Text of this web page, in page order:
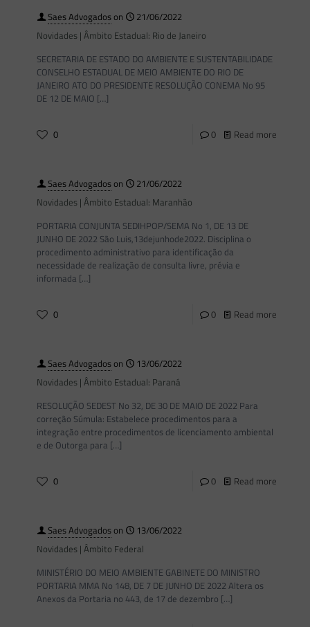
Saes Advogadoson
21/06/2022
Novidades | Âmbito Estadual: Rio de Janeiro
SECRETARIA DE ESTADO DO AMBIENTE E SUSTENTABILIDADE
CONSELHO ESTADUAL DE MEIO AMBIENTE DO RIO DE
JANEIRO ATO DO PRESIDENTE RESOLUÇÃO CONEMA No 95
DE 12 DE MAIO […]
0 0 Read more
Saes Advogadoson
21/06/2022
Novidades | Âmbito Estadual: Maranhão
PORTARIA CONJUNTA SEDIHPOP/SEMA No 1, DE 13 DE
JUNHO DE 2022 São Luis,13dejunhode2022. Disciplina o
procedimento administrativo para identificação da
necessidade de realização de consulta livre, prévia e
informada […]
0 0 Read more
Saes Advogadoson
13/06/2022
Novidades | Âmbito Estadual: Paraná
RESOLUÇÃO SEDEST No 32, DE 30 DE MAIO DE 2022 Para
correção Súmula: Estabelece procedimentos para a
integração entre procedimentos de licenciamento ambiental
e de Outorga para […]
0 0 Read more
Saes Advogadoson
13/06/2022
Novidades | Âmbito Federal
MINISTÉRIO DO MEIO AMBIENTE GABINETE DO MINISTRO
PORTARIA MMA No 148, DE 7 DE JUNHO DE 2022 Altera os
Anexos da Portaria no 443, de 17 de dezembro […]